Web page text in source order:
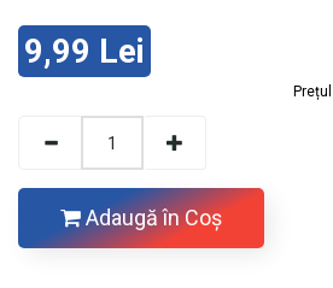
9,99 Lei
Adaugă în Coş